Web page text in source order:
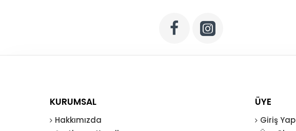
KURUMSAL
Hakkımızda
ÜYE
Giriş Yap